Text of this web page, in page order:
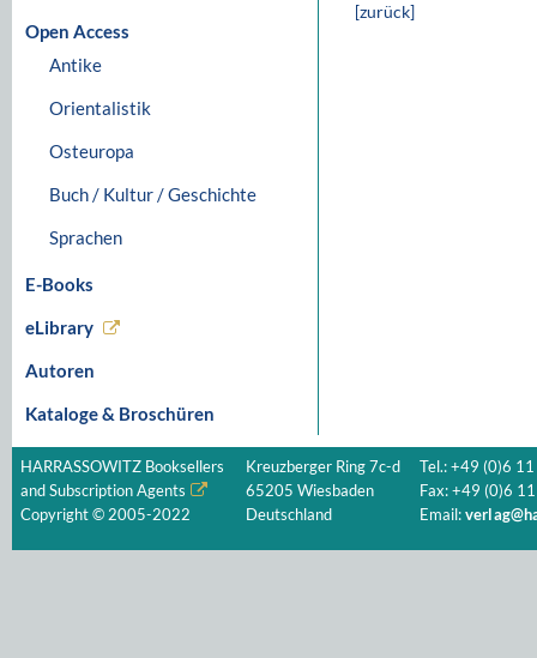
Open Access
Antike
Orientalistik
Osteuropa
Buch / Kultur / Geschichte
Sprachen
E-Books
eLibrary
Autoren
Kataloge & Broschüren
[zurück]
HARRASSOWITZ Booksellers
and Subscription Agents
Copyright © 2005-2022
Kreuzberger Ring 7c-d
65205 Wiesbaden
Deutschland
Tel.: +49 (0)6
Fax: +49 (0)6
Email: